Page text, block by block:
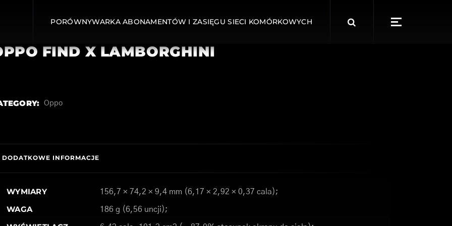
PORÓWNYWARKA ABONAMENTÓW I ZASIĘGU SIECI KOMÓRKOWYCH
for:
FIND X LAMBORGHINI
Oppo
DODATKOWE INFORMACJE
WYMIARY 156,7 × 74,2 × 9,4 mm (6,17 × 2,92 × 0,37 cala);
WAGA 186 g (6,56 uncji);